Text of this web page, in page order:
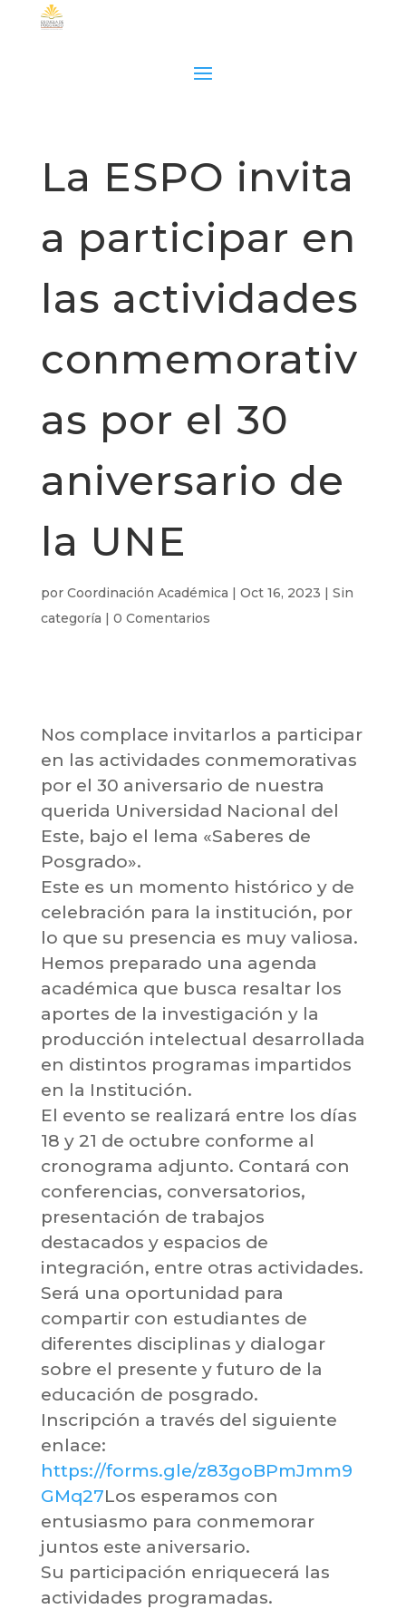
La ESPO invita
a participar en
las actividades
conmemorativ
as por el 30
aniversario de
la UNE
por Coordinación Académica | Oct 16, 2023 | Sin
categoría | 0 Comentarios
Nos complace invitarlos a participar
en las actividades conmemorativas
por el 30 aniversario de nuestra
querida Universidad Nacional del
Este, bajo el lema «Saberes de
Posgrado».
Este es un momento histórico y de
celebración para la institución, por
lo que su presencia es muy valiosa.
Hemos preparado una agenda
académica que busca resaltar los
aportes de la investigación y la
producción intelectual desarrollada
en distintos programas impartidos
en la Institución.
El evento se realizará entre los días
18 y 21 de octubre conforme al
cronograma adjunto. Contará con
conferencias, conversatorios,
presentación de trabajos
destacados y espacios de
integración, entre otras actividades.
Será una oportunidad para
compartir con estudiantes de
diferentes disciplinas y dialogar
sobre el presente y futuro de la
educación de posgrado.
Inscripción a través del siguiente
enlace:
https://forms.gle/z83goBPmJmm9
GMq27Los esperamos con
entusiasmo para conmemorar
juntos este aniversario.
Su participación enriquecerá las
actividades programadas.